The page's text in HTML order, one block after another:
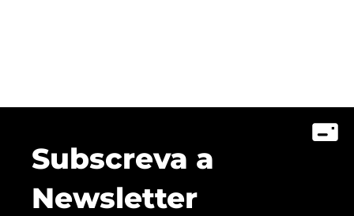
Subscreva a
Newsletter